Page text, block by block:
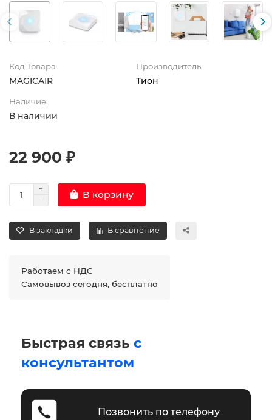
Код Товара
MAGICAIR
Производитель
Тион
Наличие:
В наличии
22 900 ₽
В корзину
В закладки В сравнение
Работаем с НДС
Самовывоз сегодня, бесплатно
Быстрая связь с
консультантом
Позвонить по телефону